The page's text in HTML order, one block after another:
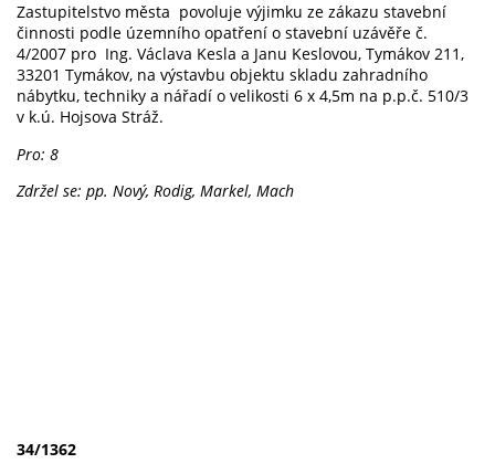
Zastupitelstvo města povoluje výjimku ze zákazu stavební
činnosti podle územního opatření o stavební uzávěře č.
4/2007 pro Ing. Václava Kesla a Janu Keslovou, Tymákov 211,
33201 Tymákov, na výstavbu objektu skladu zahradního
nábytku, techniky a nářadí o velikosti 6 x 4,5m na p.p.č. 510/3
v k.ú. Hojsova Stráž.
Pro: 8
Zdržel se: pp. Nový, Rodig, Markel, Mach
34/1362